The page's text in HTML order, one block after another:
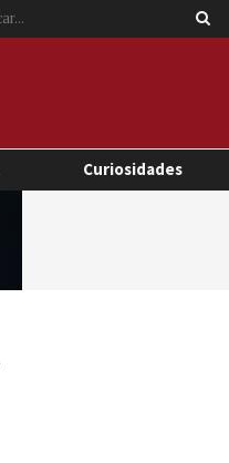
Curiosidades